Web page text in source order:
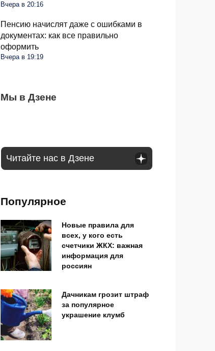
Вчера в 20:16
Пенсию начислят даже с ошибками в
документах: как все правильно
оформить
Вчера в 19:19
Мы в Дзене
Гаишник попросил «дунуть» в трубочку:
как правильно ответить, чтобы не
Плацкарты в РЖД теперь другие: что
В РФ меняется система блокировки
Читайте нас в Дзене
Популярное
Новые правила для
всех, у кого есть
счетчики ЖКХ: важная
информация для
россиян
Дачникам грозит штраф
за популярное
украшение клумб